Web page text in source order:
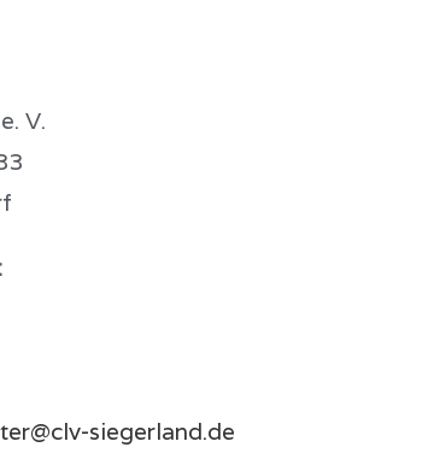
V.
siegerland.de